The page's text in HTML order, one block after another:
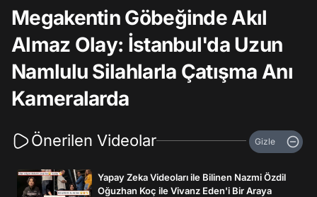
Megakentin Göbeğinde Akıl
Almaz Olay: İstanbul'da Uzun
Namlulu Silahlarla Çatışma Anı
Kameralarda
Önerilen Videolar Gizle
Yapay Zeka Videoları ile Bilinen Nazmi Özdil
Oğuzhan Koç ile Vivanz Eden'i Bir Araya